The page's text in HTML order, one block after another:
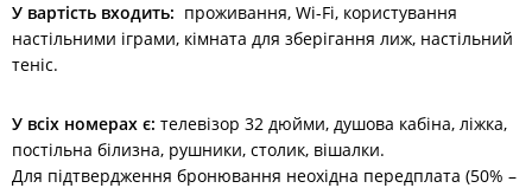
У вартість входить: проживання, Wi-Fi, користування
настільними іграми, кімната для зберігання лиж, настільний
теніс.
У всіх номерах є: телевізор 32 дюйми, душова кабіна, ліжка,
постільна білизна, рушники, столик, вішалки.
Для підтвердження бронювання неохідна передплата (50% –